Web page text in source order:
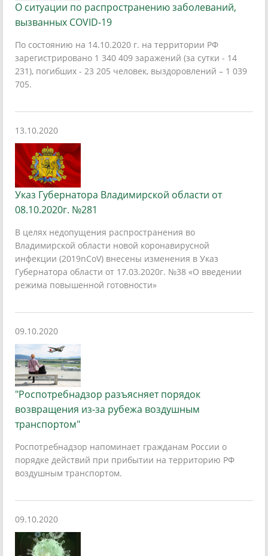
О ситуации по распространению заболеваний,
вызванных COVID-19
По состоянию на 14.10.2020 г. на территории РФ
зарегистрировано 1 340 409 заражений (за сутки - 14
231), погибших - 23 205 человек, выздоровлений – 1 039
705.
13.10.2020
Указ Губернатора Владимирской области от
08.10.2020г. №281
В целях недопущения распространения во
Владимирской области новой коронавирусной
инфекции (2019nCoV) внесены изменения в Указ
Губернатора области от 17.03.2020г. №38 «О введении
режима повышенной готовности»
09.10.2020
"Роспотребнадзор разъясняет порядок
возвращения из-за рубежа воздушным
транспортом"
Роспотребнадзор напоминает гражданам России о
порядке действий при прибытии на территорию РФ
воздушным транспортом.
09.10.2020